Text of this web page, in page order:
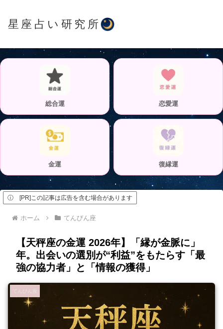
星座占い研究所
総合運 恋愛運
金運 復縁運
ⓘ [PR]この記事は広告を含む場合があります
ホーム てんびん座
【天秤座の金運 2026年】「縁が金脈に」
年。出会いの選別が“利益”をもたらす「最
強の協力者」と「情報の獲得」
てんびん座